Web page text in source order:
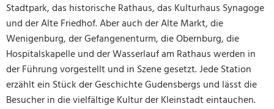
Stadtpark, das historische Rathaus, das Kulturhaus Synagoge
und der Alte Friedhof. Aber auch der Alte Markt, die
Wenigenburg, der Gefangenenturm, die Obernburg, die
Hospitalskapelle und der Wasserlauf am Rathaus werden in
der Führung vorgestellt und in Szene gesetzt. Jede Station
erzählt ein Stück der Geschichte Gudensbergs und lässt die
Besucher in die vielfältige Kultur der Kleinstadt eintauchen.